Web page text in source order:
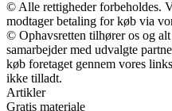
© Alle rettigheder forbeholdes.
modtager betaling for køb via
© Ophavsretten tilhører os og
samarbejder med udvalgte
køb foretaget gennem vores
ikke tilladt.
Artikler
Gratis materiale